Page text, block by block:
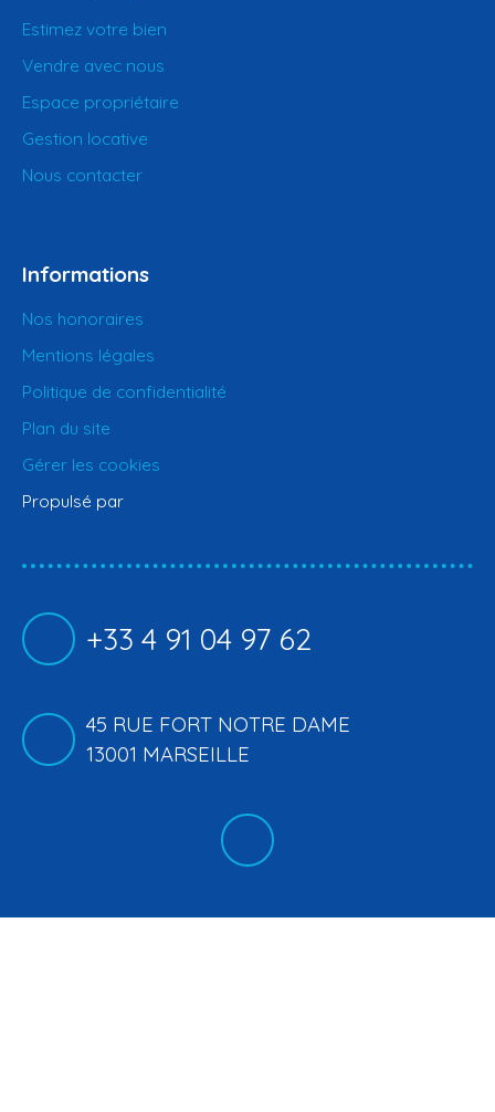
Estimez votre bien
Vendre avec nous
Espace propriétaire
Gestion locative
Nous contacter
Informations
Nos honoraires
Mentions légales
Politique de confidentialité
Plan du site
Gérer les cookies
Propulsé par
+33 4 91 04 97 62
45 RUE FORT NOTRE DAME
13001 MARSEILLE